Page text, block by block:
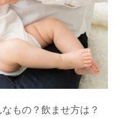
もの？飲ませ方は？